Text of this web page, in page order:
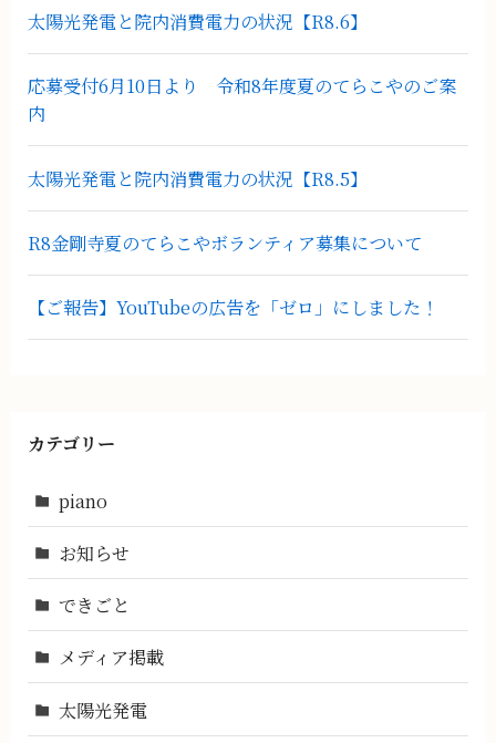
太陽光発電と院内消費電力の状況【R8.6】
応募受付6月10日より 令和8年度夏のてらこやのご案
内
太陽光発電と院内消費電力の状況【R8.5】
R8金剛寺夏のてらこやボランティア募集について
【ご報告】YouTubeの広告を「ゼロ」にしました！
カテゴリー
piano
お知らせ
できごと
メディア掲載
太陽光発電